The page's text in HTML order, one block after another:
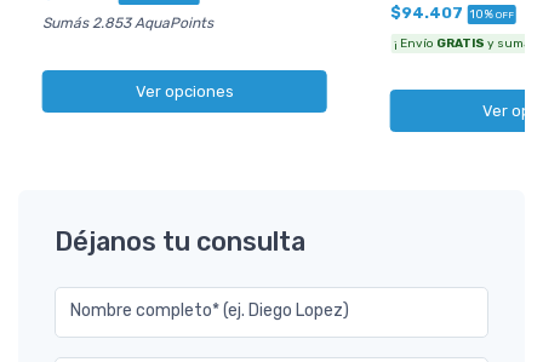
Sumás 2.853 AquaPoints
Ver opciones
$94.407 10% OFF
¡ Envío GRATIS y sumás
Ver
Déjanos tu consulta
Nombre completo* (ej. Diego Lopez)